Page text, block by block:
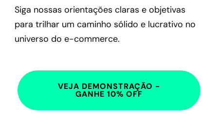
Siga nossas orientações claras e objetivas
para trilhar um caminho sólido e lucrativo no
universo do e-commerce.
VEJA DEMONSTRAÇÃO -
GANHE 10% OFF